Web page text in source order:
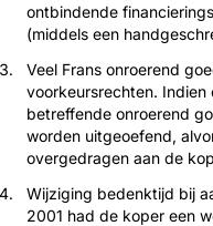
ontbindende
(middels een
Veel Frans onroerend
voorkeurs­rechten.
betreffende onroerend
worden uitgeoefend,
overgedragen aan de
Wijziging bedenktijd bij
2001 had de koper een